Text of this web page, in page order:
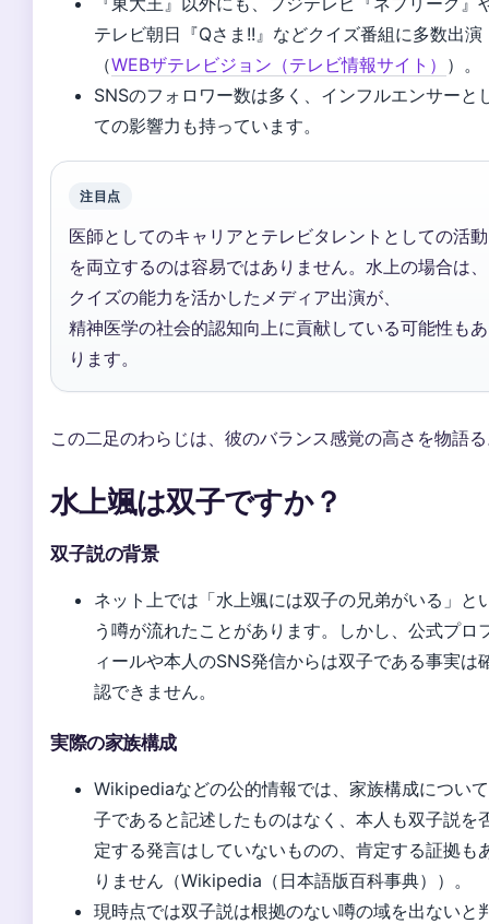
テレビ朝日『Qさま!!』などクイズ番組に多数出演
（WEBザテレビジョン（テレビ情報サイト） ）。
SNSのフォロワー数は多く、インフルエンサーと
ての影響力も持っています。
注目点
医師としてのキャリアとテレビタレントとしての活動
を両立するのは容易ではありません。水上の場合は、
クイズの能力を活かしたメディア出演が、
精神医学の社会的認知向上に貢献している可能性もあ
ります。
この二足のわらじは、彼のバランス感覚の高さを物語
水上颯は双子ですか？
双子説の背景
ネット上では「水上颯には双子の兄弟がいる」と
う噂が流れたことがあります。しかし、公式プロ
ィールや本人のSNS発信からは双子である事実は
認できません。
実際の家族構成
Wikipediaなどの公的情報では、家族構成につい
子であると記述したものはなく、本人も双子説を
定する発言はしていないものの、肯定する証拠も
りません（Wikipedia（日本語版百科事典））。
現時点では双子説は根拠のない噂の域を出ないと